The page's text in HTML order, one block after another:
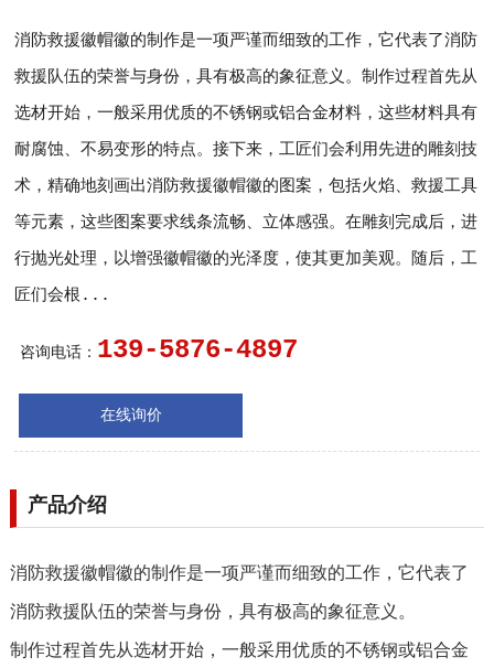
消防救援徽帽徽的制作是一项严谨而细致的工作，它代表了消防
救援队伍的荣誉与身份，具有极高的象征意义。制作过程首先从
选材开始，一般采用优质的不锈钢或铝合金材料，这些材料具有
耐腐蚀、不易变形的特点。接下来，工匠们会利用先进的雕刻技
术，精确地刻画出消防救援徽帽徽的图案，包括火焰、救援工具
等元素，这些图案要求线条流畅、立体感强。在雕刻完成后，进
行抛光处理，以增强徽帽徽的光泽度，使其更加美观。随后，工
匠们会根...
咨询电话： 139-5876-4897
在线询价
产品介绍
消防救援徽帽徽的制作是一项严谨而细致的工作，它代表了
消防救援队伍的荣誉与身份，具有极高的象征意义。
制作过程首先从选材开始，一般采用优质的不锈钢或铝合金